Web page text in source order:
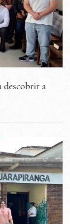
descobrir a